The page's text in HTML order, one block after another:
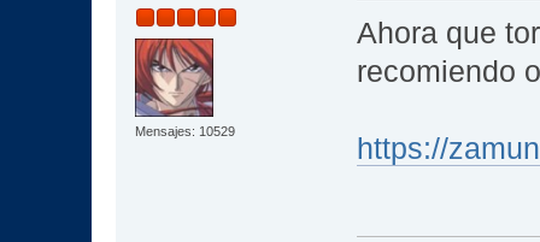
Mensajes: 10529
Ahora que
recomiendo
https://